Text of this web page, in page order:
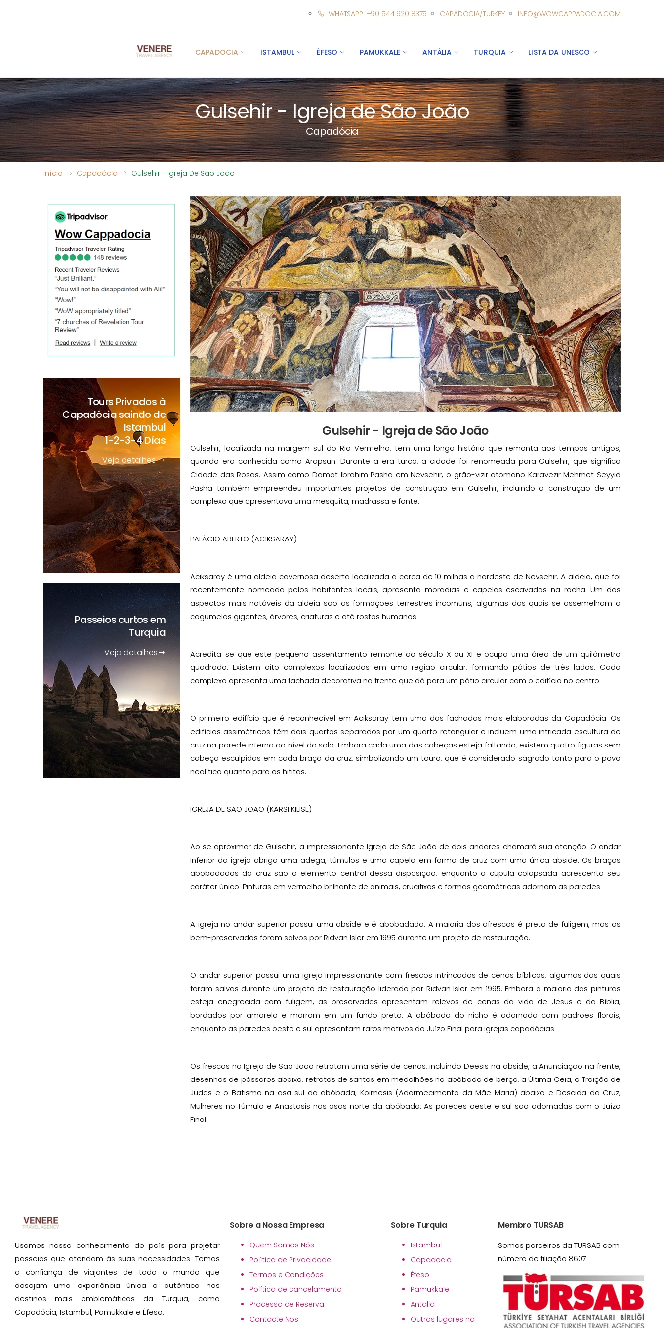
WHATSAPP: +90 544 920 8375 CAPADOCIA/TURKEY INFO@WOWCAPPADOCIA.COM
CAPADOCIA ISTAMBUL ÉFESO PAMUKKALE ANTÁLIA TURQUIA LISTA DA UNESCO
Gulsehir - Igreja de São João
Capadócia
Início Capadócia Gulsehir - Igreja De São João
Gulsehir - Igreja de São João
Gulsehir, localizada na margem sul do Rio Vermelho, tem uma longa história que remonta aos tempos antigos,
quando era conhecida como Arapsun. Durante a era turca, a cidade foi renomeada para Gulsehir, que significa
Cidade das Rosas. Assim como Damat Ibrahim Pasha em Nevsehir, o grão-vizir otomano Karavezir Mehmet Seyyid
Pasha também empreendeu importantes projetos de construção em Gulsehir, incluindo a construção de um
complexo que apresentava uma mesquita, madrassa e fonte.
PALÁCIO ABERTO (ACIKSARAY)
Aciksaray é uma aldeia cavernosa deserta localizada a cerca de 10 milhas a nordeste de Nevsehir. A aldeia, que foi
recentemente nomeada pelos habitantes locais, apresenta moradias e capelas escavadas na rocha. Um dos
aspectos mais notáveis da aldeia são as formações terrestres incomuns, algumas das quais se assemelham a
cogumelos gigantes, árvores, criaturas e até rostos humanos.
Acredita-se que este pequeno assentamento remonte ao século X ou XI e ocupa uma área de um quilômetro
quadrado. Existem oito complexos localizados em uma região circular, formando pátios de três lados. Cada
complexo apresenta uma fachada decorativa na frente que dá para um pátio circular com o edifício no centro.
O primeiro edifício que é reconhecível em Aciksaray tem uma das fachadas mais elaboradas da Capadócia. Os
edifícios assimétricos têm dois quartos separados por um quarto retangular e incluem uma intricada escultura de
cruz na parede interna ao nível do solo. Embora cada uma das cabeças esteja faltando, existem quatro figuras sem
cabeça esculpidas em cada braço da cruz, simbolizando um touro, que é considerado sagrado tanto para o povo
neolítico quanto para os hititas.
IGREJA DE SÃO JOÃO (KARSI KILISE)
Ao se aproximar de Gulsehir, a impressionante Igreja de São João de dois andares chamará sua atenção. O andar
inferior da igreja abriga uma adega, túmulos e uma capela em forma de cruz com uma única abside. Os braços
abobadados da cruz são o elemento central dessa disposição, enquanto a cúpula colapsada acrescenta seu
caráter único. Pinturas em vermelho brilhante de animais, crucifixos e formas geométricas adornam as paredes.
A igreja no andar superior possui uma abside e é abobadada. A maioria dos afrescos é preta de fuligem, mas os
bem-preservados foram salvos por Ridvan Isler em 1995 durante um projeto de restauração.
O andar superior possui uma igreja impressionante com frescos intrincados de cenas bíblicas, algumas das quais
foram salvas durante um projeto de restauração liderado por Ridvan Isler em 1995. Embora a maioria das pinturas
esteja enegrecida com fuligem, as preservadas apresentam relevos de cenas da vida de Jesus e da Bíblia,
bordados por amarelo e marrom em um fundo preto. A abóbada do nicho é adornada com padrões florais,
enquanto as paredes oeste e sul apresentam raros motivos do Juízo Final para igrejas capadócias.
Os frescos na Igreja de São João retratam uma série de cenas, incluindo Deesis na abside, a Anunciação na frente,
desenhos de pássaros abaixo, retratos de santos em medalhões na abóbada de berço, a Última Ceia, a Traição de
Judas e o Batismo na asa sul da abóbada, Koimesis (Adormecimento da Mãe Maria) abaixo e Descida da Cruz,
Mulheres no Túmulo e Anastasis nas asas norte da abóbada. As paredes oeste e sul são adornadas com o Juízo
Final.
Tours Privados à
Capadócia saindo de
Istambul
1-2-3-4 Días
Veja detalhes
Passeios curtosem
Turquia
Veja detalhes
Usamos nosso conhecimento do país para projetar
passeios que atendam às suas necessidades. Temos
a confiança de viajantes de todo o mundo que
desejam uma experiência única e autêntica nos
destinos mais emblemáticos da Turquia, como
Capadócia, Istambul, Pamukkale e Éfeso.
Sobre a Nossa Empresa
Quem Somos Nós
Política de Privacidade
Termos e Condições
Política de cancelamento
Processo de Reserva
Contacte Nos
Sobre Turquia
Istambul
Capadocia
Éfeso
Pamukkale
Antalia
Outros lugares na
Membro TURSAB
Somos parceiros da TURSAB com
número de filiação 8607